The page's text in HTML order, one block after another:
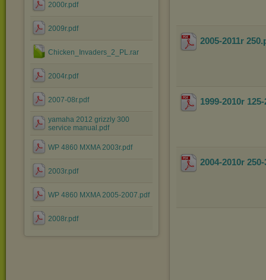
2000r.pdf
2009r.pdf
Chicken_Invaders_2_PL.rar
2004r.pdf
2007-08r.pdf
yamaha 2012 grizzly 300
service manual.pdf
WP 4860 MXMA 2003r.pdf
2003r.pdf
WP 4860 MXMA 2005-2007.pdf
2008r.pdf
2005-2011r 250
1999-2010r 125-
2004-2010r 250-